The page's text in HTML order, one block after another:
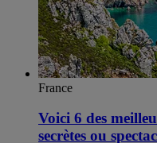
France
Voici 6 des
secrètes ou